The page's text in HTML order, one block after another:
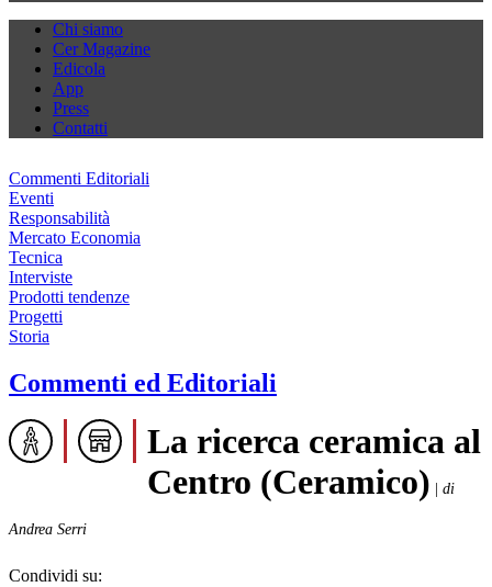
Chi siamo
Cer Magazine
Edicola
App
Press
Contatti
Commenti Editoriali
Eventi
Responsabilità
Mercato Economia
Tecnica
Interviste
Prodotti tendenze
Progetti
Storia
Commenti ed Editoriali
La ricerca ceramica al
Centro (Ceramico)
di
Andrea Serri
Condividi su: